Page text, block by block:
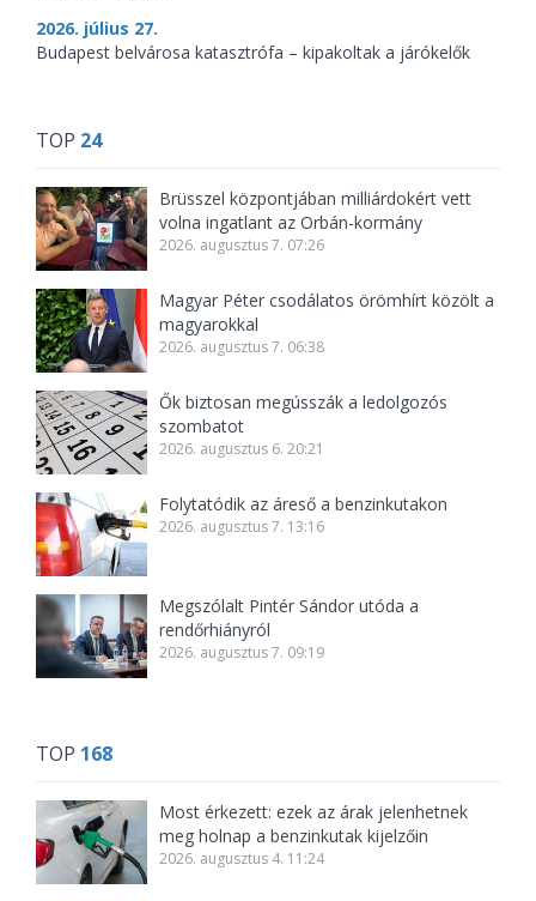
2026. július 27.
Budapest belvárosa katasztrófa – kipakoltak a járókelők
TOP 24
Brüsszel központjában milliárdokért vett
volna ingatlant az Orbán-kormány
2026. augusztus 7. 07:26
Magyar Péter csodálatos örömhírt közölt a
magyarokkal
2026. augusztus 7. 06:38
Ők biztosan megússzák a ledolgozós
szombatot
2026. augusztus 6. 20:21
Folytatódik az áreső a benzinkutakon
2026. augusztus 7. 13:16
Megszólalt Pintér Sándor utóda a
rendőrhiányról
2026. augusztus 7. 09:19
TOP 168
Most érkezett: ezek az árak jelenhetnek
meg holnap a benzinkutak kijelzőin
2026. augusztus 4. 11:24